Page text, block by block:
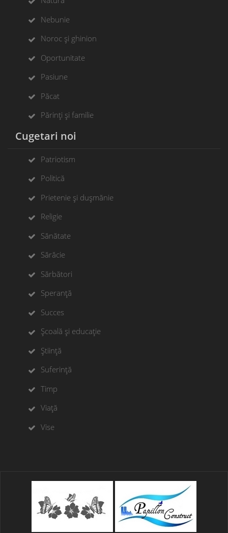
Nebunie
Noroc și ghinion
Oportunitate
Pasiune
Păcat
Părinți și familie
Cugetari noi
Patriotism
Politică
Prietenie și dușmănie
Religie
Sănătate
Sărăcie
Sărbători
Speranță
Succes
Școală și educație
Știință
Suferință
Timp
Viață
Vise